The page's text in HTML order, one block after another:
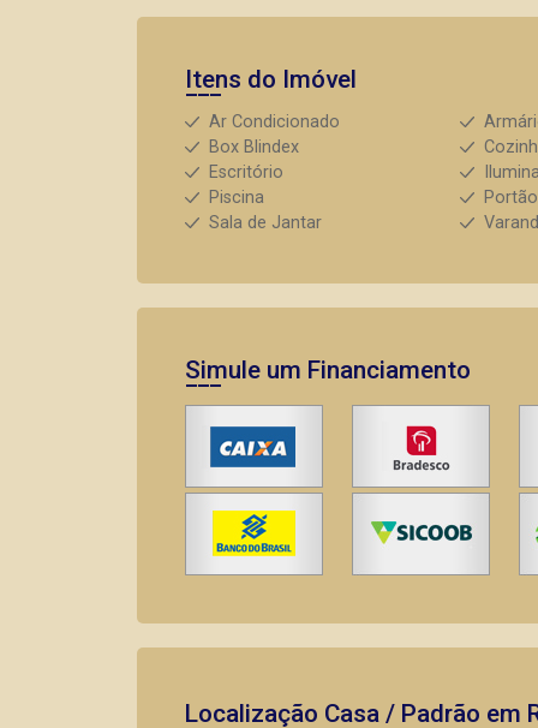
Itens do Imóvel
Ar Condicionado
Box Blindex
Escritório
Piscina
Sala de Jantar
Simule um Financiamento
Localização Casa / Padrão em